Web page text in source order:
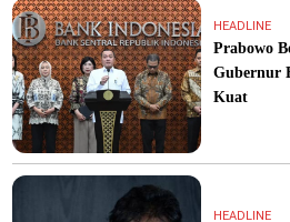
HEADLINE
Prabowo
Gubernur
Kuat
HEADLINE